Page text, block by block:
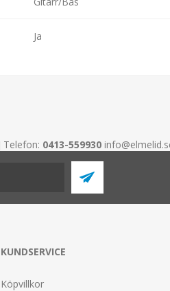
Ja
Telefon: 0413-559930
KUNDSERVICE
Köpvillkor